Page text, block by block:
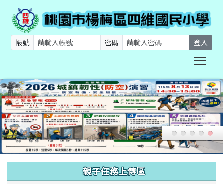
帳號 密碼 登入
親子任務上傳區